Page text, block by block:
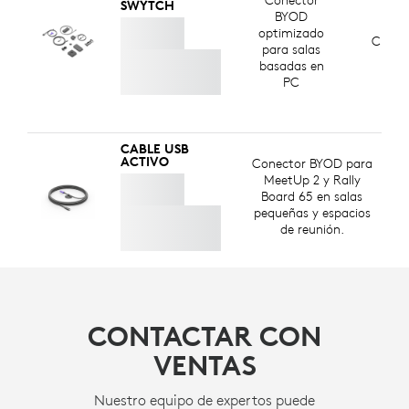
de consumo y ayudar a reducir nuestra huella de
carbono.
MÁS SOBRE PLÁSTICO RECICLADO
SWYTCH
BYOD
optimizado
para salas
basadas en
PC
CABLE USB
ACTIVO
Conector BYOD para
MeetUp 2 y Rally
Board 65 en salas
pequeñas y espacios
de reunión.
CONTACTAR CON
VENTAS
Nuestro equipo de expertos puede